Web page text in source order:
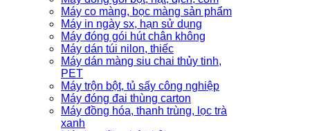
Máy co màng, bọc màng sản phẩm
Máy in ngày sx, hạn sử dụng
Máy đóng gói hút chân không
Máy dán túi nilon, thiếc
Máy dán màng siu chai thủy tinh,
PET
Máy trộn bột, tủ sấy công nghiệp
Máy đóng đai thùng carton
Máy đồng hóa, thanh trùng, lọc trà
xanh